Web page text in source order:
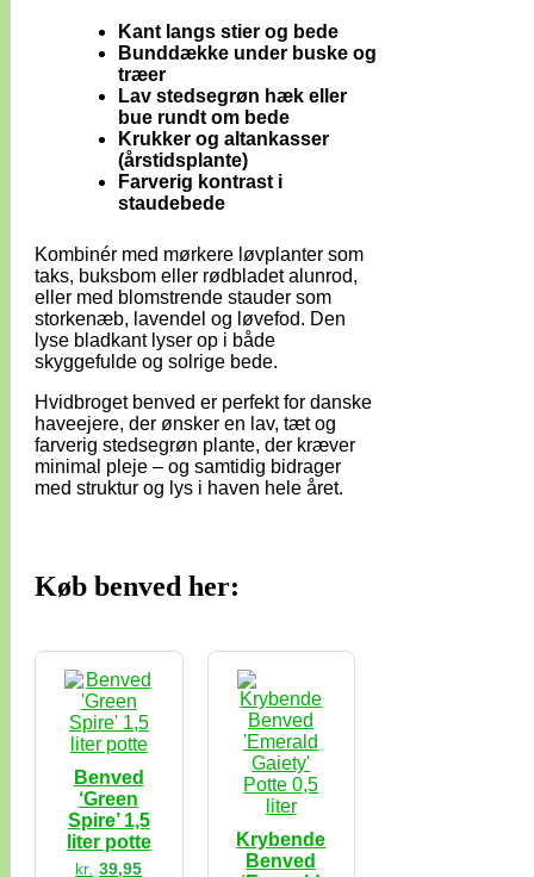
Kant langs stier og bede
Bunddække under buske og
træer
Lav stedsegrøn hæk eller
bue rundt om bede
Krukker og altankasser
(årstidsplante)
Farverig kontrast i
staudebede
Kombinér med mørkere løvplanter som
taks, buksbom eller rødbladet alunrod,
eller med blomstrende stauder som
storkenæb, lavendel og løvefod. Den
lyse bladkant lyser op i både
skyggefulde og solrige bede.
Hvidbroget benved er perfekt for danske
haveejere, der ønsker en lav, tæt og
farverig stedsegrøn plante, der kræver
minimal pleje – og samtidig bidrager
med struktur og lys i haven hele året.
Køb benved her:
Benved
‘Green
Spire’ 1,5
liter potte
kr. 39,95
Krybende
Benved